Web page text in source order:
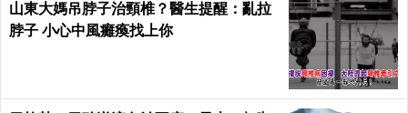
山東大媽吊脖子治頸椎？醫生提醒：亂拉
脖子 小心中風癱瘓找上你